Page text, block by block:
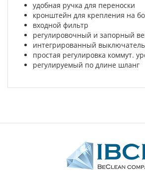
удобная ручка для переноски
кронштейн для крепления на
входной фильтр
регулировочный и запорный
интегрированный
простая регулировка коммут.
регулируемый по длине шланг